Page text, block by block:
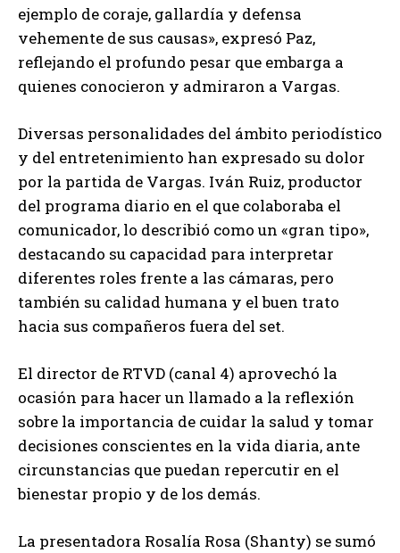
ejemplo de coraje, gallardía y defensa
vehemente de sus causas», expresó Paz,
reflejando el profundo pesar que embarga a
quienes conocieron y admiraron a Vargas.
Diversas personalidades del ámbito periodístico
y del entretenimiento han expresado su dolor
por la partida de Vargas. Iván Ruiz, productor
del programa diario en el que colaboraba el
comunicador, lo describió como un «gran tipo»,
destacando su capacidad para interpretar
diferentes roles frente a las cámaras, pero
también su calidad humana y el buen trato
hacia sus compañeros fuera del set.
El director de RTVD (canal 4) aprovechó la
ocasión para hacer un llamado a la reflexión
sobre la importancia de cuidar la salud y tomar
decisiones conscientes en la vida diaria, ante
circunstancias que puedan repercutir en el
bienestar propio y de los demás.
La presentadora Rosalía Rosa (Shanty) se sumó